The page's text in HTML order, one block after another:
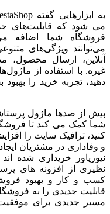
می شود که قابلیت‌های
فروشگاه شما اضافه
می‌توانند ویژگی‌های
آنلاین، ارسال
غیره. با استفاده از
دهید، تجربه خرید را
بیش از صدها ماژول
شما کمک می کند تا
کنید، ترافیک سایت را
و وفاداری در مشتریان
نیوزپاور خریداری شده
نظیری از افزونه های
کسب و کار و بهبود
قابلیت جدیدی را به
مسیر جدیدی برای